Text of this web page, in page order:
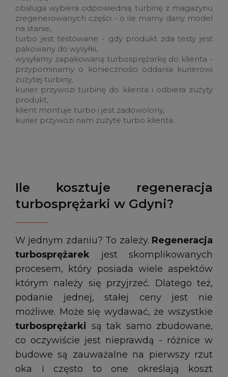
obsługa wybiera odpowiednią turbinę z magazynu
zregenerowanych części - o ile mamy dany model
na stanie,
turbo jest testowane - gdy produkt zda testy jest
pakowany do wysyłki,
wysyłamy zapakowaną turbosprężarkę do klienta -
przypominamy o konieczności oddania kurierowi
zużytej turbiny,
kurier przywozi turbinę do klienta i odbiera zużyty
produkt,
klient montuje turbo i jest zadowolony,
kurier przywozi nam zużyte turbo klienta.
Ile kosztuje regeneracja
turbosprężarki w Gdyni?
W jednym zdaniu? To zależy. Regeneracja
turbosprężarek jest skomplikowanych
procesem, który posiada wiele aspektów
którym należy się przyjrzeć. Dlatego też,
podanie jednej, stałej ceny jest nie
możliwe. Może się wydawać, że wszystkie
turbosprężarki są tak samo zbudowane,
co oczywiście jest nieprawdą - różnice w
budowe są zauważalne na pierwszy rzut
oka i często to one określają koszt